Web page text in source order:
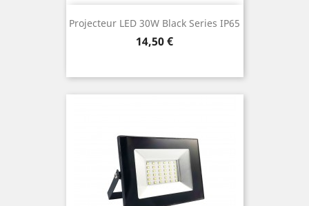
Projecteur LED 30W Black Series IP65
Prix
14,50 €